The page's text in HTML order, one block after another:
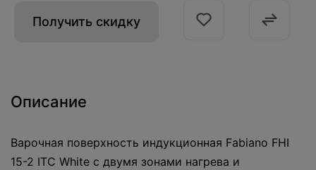
Получить скидку
Описание
Варочная поверхность индукционная Fabiano FHI
15-2 ITC White с двумя зонами нагрева и